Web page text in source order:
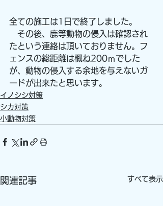
全ての施工は1日で終了しました。
その後、鹿等動物の侵入は確認され
たという連絡は頂いておりません。フ
ェンスの総距離は概ね200ｍでした
が、動物の侵入する余地を与えないガ
ードが出来たと思います。
イノシシ対策
シカ対策
小動物対策
関連記事 すべて表示